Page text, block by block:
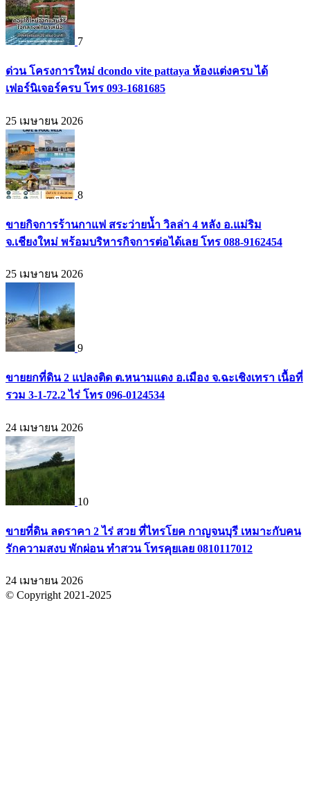
7
ด่วน โครงการใหม่ dcondo vite pattaya ห้องแต่งครบ ได้
เฟอร์นิเจอร์ครบ โทร 093-1681685
25 เมษายน 2026
8
ขายกิจการร้านกาแฟ สระว่ายน้ำ วิลล่า 4 หลัง อ.แม่ริม
จ.เชียงใหม่ พร้อมบริหารกิจการต่อได้เลย โทร 088-9162454
25 เมษายน 2026
9
ขายยกที่ดิน 2 แปลงติด ต.หนามแดง อ.เมือง จ.ฉะเชิงเทรา เนื้อที่
รวม 3-1-72.2 ไร่ โทร 096-0124534
24 เมษายน 2026
10
ขายที่ดิน ลดราคา 2 ไร่ สวย ที่ไทรโยค กาญจนบุรี เหมาะกับคน
รักความสงบ พักผ่อน ทำสวน โทรคุยเลย 0810117012
24 เมษายน 2026
© Copyright 2021-2025